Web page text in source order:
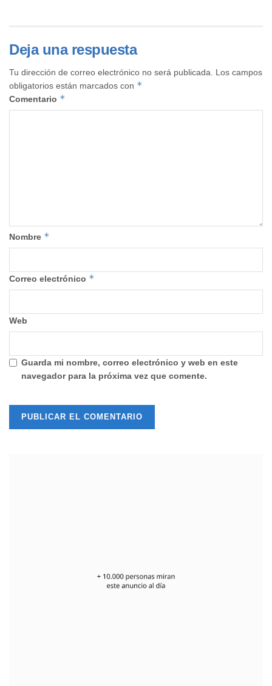
Deja una respuesta
Tu dirección de correo electrónico no será publicada.
Los campos
obligatorios están marcados con *
Comentario *
Nombre *
Correo electrónico *
Web
Guarda mi nombre, correo electrónico y web en este
navegador para la próxima vez que comente.